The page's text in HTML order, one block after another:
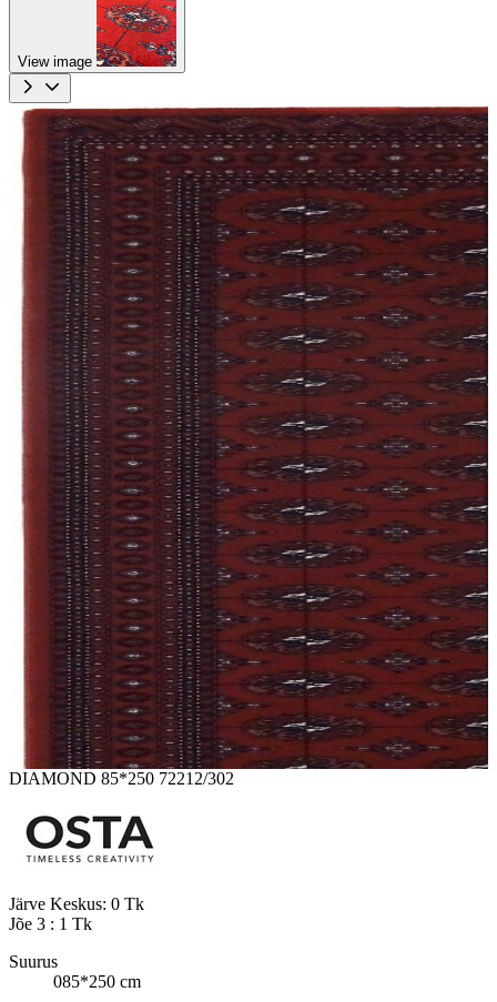
View image
DIAMOND 85*250 72212/302
Järve Keskus: 0 Tk
Jõe 3 : 1 Tk
Suurus
085*250 cm